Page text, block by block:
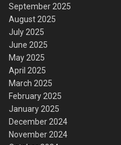
September 2025
August 2025
July 2025
June 2025
May 2025
April 2025
March 2025
February 2025
January 2025
December 2024
November 2024